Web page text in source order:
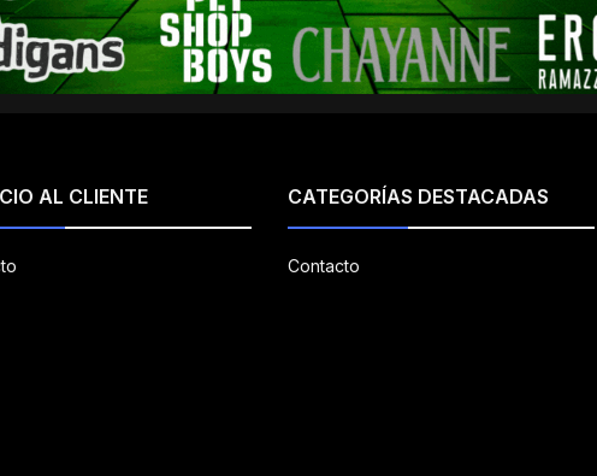
AL CLIENTE CATEGORÍAS DESTACADAS
Contacto